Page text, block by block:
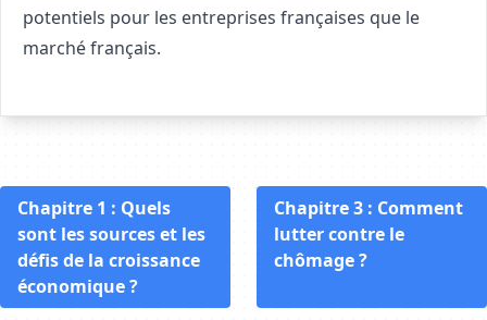
potentiels pour les entreprises françaises que le
marché français.
Chapitre 1 : Quels
sont les sources et les
défis de la croissance
économique ?
Chapitre 3 : Comment
lutter contre le
chômage ?